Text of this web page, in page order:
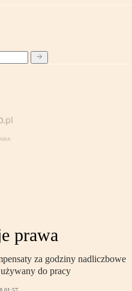
prawa
za godziny nadliczbowe
do pracy